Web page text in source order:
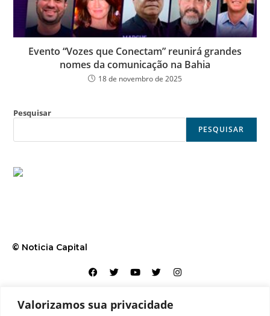
Valorizamos sua privacidade
Evento “Vozes que Conectam” reunirá grandes
nomes da comunicação na Bahia
18 de novembro de 2025
Pesquisar
PESQUISAR
© Noticia Capital
Contato Home Aviso legal Configurações de cookies